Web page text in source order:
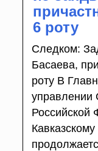
6 роту
Следком:
Басаева,
роту В
управлении
Российской